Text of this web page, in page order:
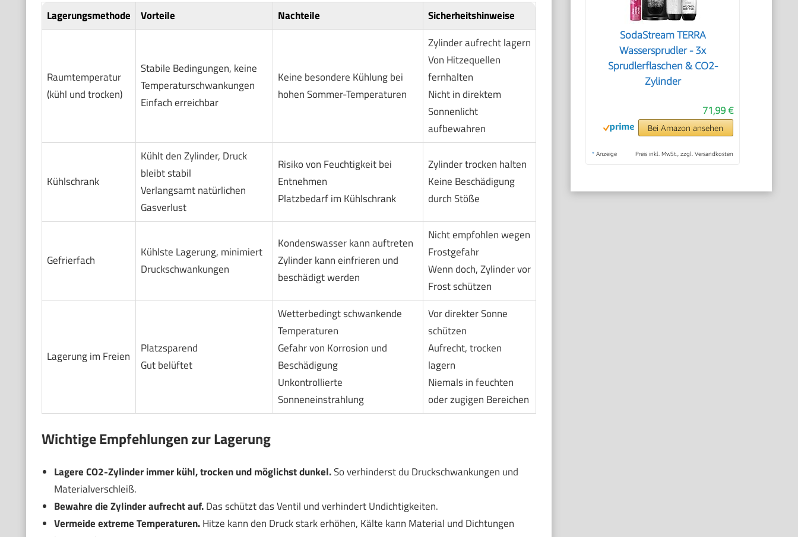
Lagerungsmethode Vorteile Nachteile Sicherheitshinweise
Raumtemperatur
(kühl und trocken)
Stabile Bedingungen, keine
Temperaturschwankungen
Einfach erreichbar
Keine besondere Kühlung bei
hohen Sommer-Temperaturen
Zylinder aufrecht lagern
Von Hitzequellen
fernhalten
Nicht in direktem
Sonnenlicht
aufbewahren
Kühlschrank
Kühlt den Zylinder, Druck
bleibt stabil
Verlangsamt natürlichen
Gasverlust
Risiko von Feuchtigkeit bei
Entnehmen
Platzbedarf im Kühlschrank
Zylinder trocken halten
Keine Beschädigung
durch Stöße
Gefrierfach
Kühlste Lagerung, minimiert
Druckschwankungen
Kondenswasser kann auftreten
Zylinder kann einfrieren und
beschädigt werden
Nicht empfohlen wegen
Frostgefahr
Wenn doch, Zylinder vor
Frost schützen
Lagerung im Freien
Platzsparend
Gut belüftet
Wetterbedingt schwankende
Temperaturen
Gefahr von Korrosion und
Beschädigung
Unkontrollierte
Sonneneinstrahlung
Vor direkter Sonne
schützen
Aufrecht, trocken
lagern
Niemals in feuchten
oder zugigen Bereichen
Wichtige Empfehlungen zur Lagerung
Lagere CO2-Zylinder immer kühl, trocken und möglichst dunkel.So verhinderst du Druckschwankungen und
Materialverschleiß.
Bewahre die Zylinder aufrecht auf.Das schützt das Ventil und verhindert Undichtigkeiten.
Vermeide extreme Temperaturen.Hitze kann den Druck stark erhöhen, Kälte kann Material und Dichtungen
SodaStream TERRA
Wassersprudler - 3x
Sprudlerflaschen & CO2-
Zylinder
71,99 €
Bei Amazon ansehen
* Anzeige Preis inkl. MwSt., zzgl. Versandkosten